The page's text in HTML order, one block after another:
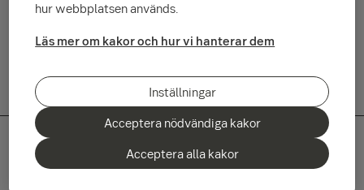
hur webbplatsen används.
Läs mer om kakor och hur vi hanterar dem
Inställningar
Acceptera nödvändiga kakor
Acceptera alla kakor